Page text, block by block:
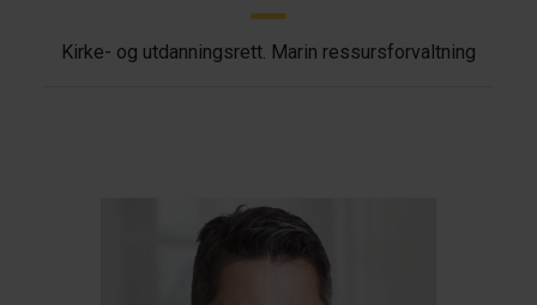
Kirke- og utdanningsrett. Marin ressursforvaltning